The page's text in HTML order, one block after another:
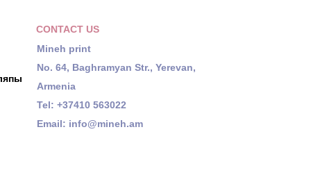
CONTACT US
Mineh print
No. 64, Baghramyan Str., Yerevan,
Armenia
Tel: +37410 563022
Email: info@mineh.am